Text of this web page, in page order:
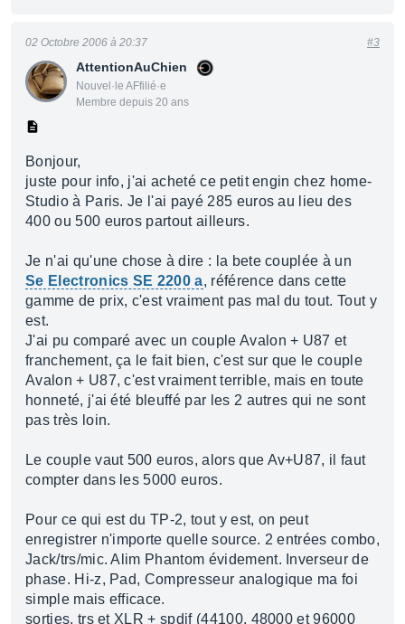
AttentionAuChien
Nouvel·le AFfilié·e
Membre depuis 20 ans
02 Octobre 2006 à 20:37 #3
Bonjour,
juste pour info, j'ai acheté ce petit engin chez home-
Studio à Paris. Je l'ai payé 285 euros au lieu des
400 ou 500 euros partout ailleurs.
Je n'ai qu'une chose à dire : la bete couplée à un
Se Electronics SE 2200 a, référence dans cette
gamme de prix, c'est vraiment pas mal du tout. Tout y
est.
J'ai pu comparé avec un couple Avalon + U87 et
franchement, ça le fait bien, c'est sur que le couple
Avalon + U87, c'est vraiment terrible, mais en toute
honneté, j'ai été bleuffé par les 2 autres qui ne sont
pas très loin.
Le couple vaut 500 euros, alors que Av+U87, il faut
compter dans les 5000 euros.
Pour ce qui est du TP-2, tout y est, on peut
enregistrer n'importe quelle source. 2 entrées combo,
Jack/trs/mic. Alim Phantom évidement. Inverseur de
phase. Hi-z, Pad, Compresseur analogique ma foi
simple mais efficace.
sorties, trs et XLR + spdif (44100, 48000 et 96000